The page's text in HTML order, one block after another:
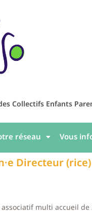
Collectifs Enfants
réseau Vous
Directeur
multi accueil